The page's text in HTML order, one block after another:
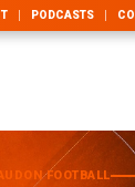
PODCASTS
FOOTBALL